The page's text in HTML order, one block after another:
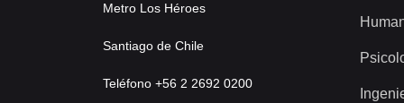
Metro Los Héroes
Santiago de Chile
Teléfono +56 2 2692 0200